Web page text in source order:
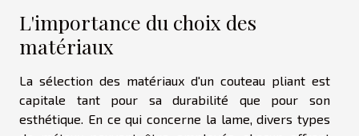
L'importance du choix des
matériaux
La sélection des matériaux d'un couteau pliant est
capitale tant pour sa durabilité que pour son
esthétique. En ce qui concerne la lame, divers types